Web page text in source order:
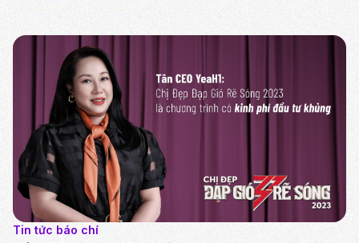
Tin tức báo chí